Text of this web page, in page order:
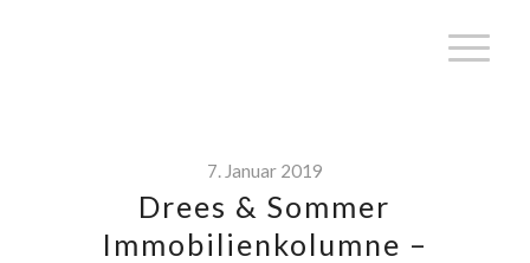
7. Januar 2019
Drees & Sommer
Immobilienkolumne –